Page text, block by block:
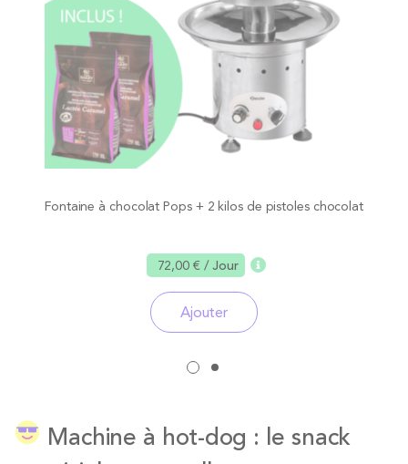
Fontaine à chocolat Pops + 2 kilos de pistoles chocolat
72,00 €/ Jour
Ajouter
Machine à hot-dog : le snack